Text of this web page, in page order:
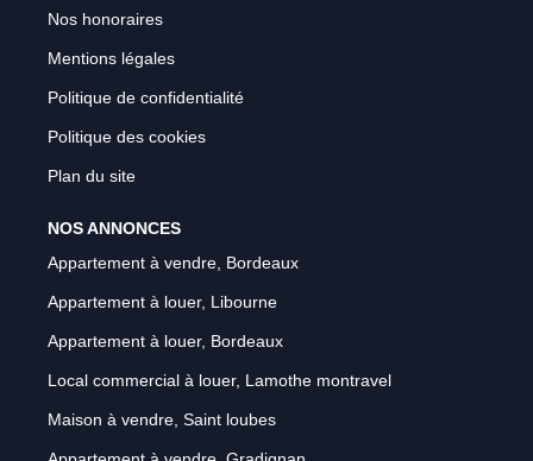
Nos honoraires
Mentions légales
Politique de confidentialité
Politique des cookies
Plan du site
NOS ANNONCES
Appartement à vendre, Bordeaux
Appartement à louer, Libourne
Appartement à louer, Bordeaux
Local commercial à louer, Lamothe montravel
Maison à vendre, Saint loubes